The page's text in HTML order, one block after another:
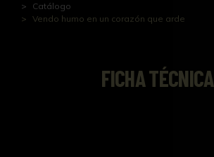
Catálogo
Vendo humo en un corazón que arde
FICHA TÉCNICA